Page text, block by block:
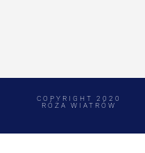
COPYRIGHT 2020
RÓŻA WIATRÓW